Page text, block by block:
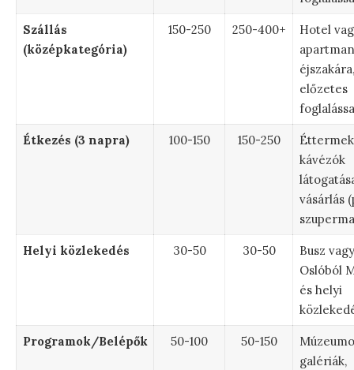
Szállás
(középkategória)
150-250 250-400+
Hotel
éjszakára,
előzetes
Étkezés (3 napra) 100-150 150-250
kávézók
vásárlás
Helyi közlekedés 30-50 30-50
Busz
Oslóból
és helyi
Programok/Belépők 50-100 50-150
galériák,